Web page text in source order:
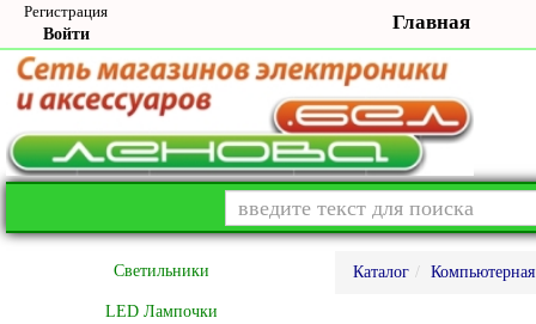
Регистрация
Войти
Главная
Cветильники
LED Лампочки
Каталог